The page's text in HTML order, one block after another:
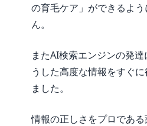
の育毛ケア」ができるよ
ん。
またAI検索エンジンの発
うした高度な情報をすぐ
ました。
情報の正しさをプロであ